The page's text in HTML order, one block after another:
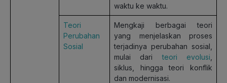
waktu ke waktu.
Teori
Perubahan
Sosial
Mengkaji berbagai teori
yang menjelaskan proses
terjadinya perubahan sosial,
mulai dariteori evolusi
siklus, hingga teori konflik
dan modernisasi.